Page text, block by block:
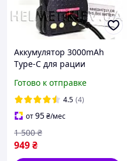
Аккумулятор 3000mAh
Type-C для рации
Моторола
DP4400/DP4401/DP4600/D
P4601/DP4800
Готово к отправке
4.5 (4)
от95₴/мес
949₴
1 500 ₴